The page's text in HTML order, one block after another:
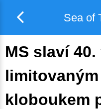
Sea of
MS slaví
kloboukem